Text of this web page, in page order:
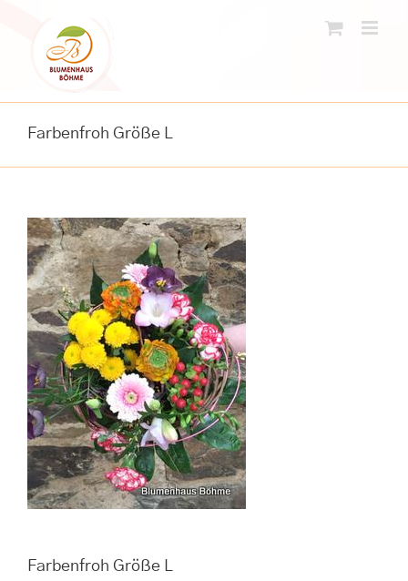
content
Farbenfroh Größe L
Farbenfroh Größe L